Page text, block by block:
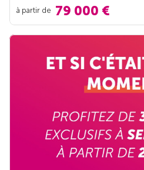
à partir de 79 000 €